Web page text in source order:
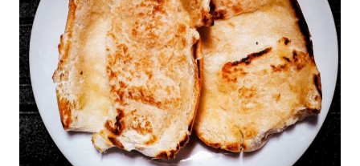
Se preferir acompanhá-lo com arroz e feijão ou outras
opções, não tem problema! Com o Steak de Frango na
Airfryer: Empanado, Caseiro e bem Temperado, o